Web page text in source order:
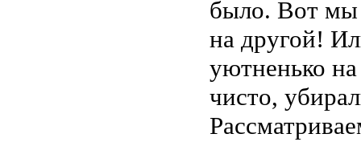
было. Вот мы
на другой!
уютненько на
чисто,